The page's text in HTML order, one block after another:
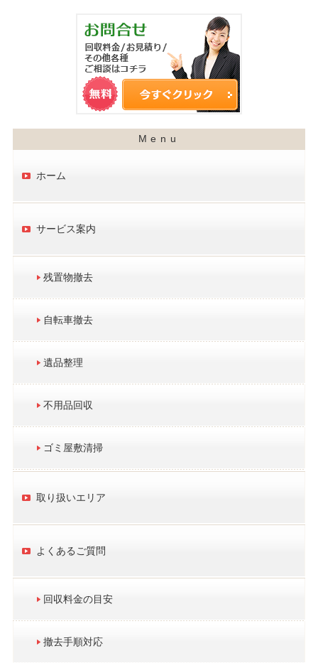
ホーム
サービス案内
残置物撤去
自転車撤去
遺品整理
不用品回収
ゴミ屋敷清掃
取り扱いエリア
よくあるご質問
回収料金の目安
撤去手順対応